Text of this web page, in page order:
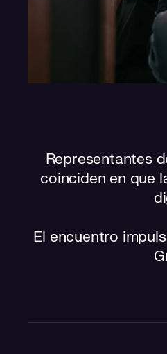
Representantes
coinciden en que
El encuentro